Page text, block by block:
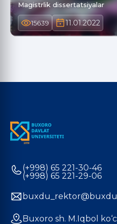
Magistrlik dissertatsiyalar
15639 11.01.2022
(+998) 65 221-30-46
(+998) 65 221-29-06
Buxoro sh. M.Iqbol